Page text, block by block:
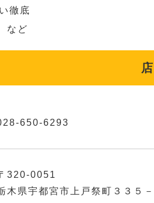
徹底
など
650-6293
320-0051
木県宇都宮市上戸祭町３３５－